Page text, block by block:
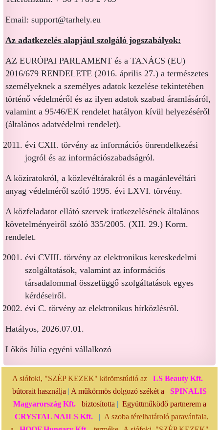
Email: support@tarhely.eu
Az adatkezelés alapjául szolgáló jogszabályok:
AZ EURÓPAI PARLAMENT és a TANÁCS (EU)
2016/679 RENDELETE (2016. április 27.) a természetes
személyeknek a személyes adatok kezelése tekintetében
történő védelméről és az ilyen adatok szabad áramlásáról,
valamint a 95/46/EK rendelet hatályon kívül helyezéséről
(általános adatvédelmi rendelet).
évi CXII. törvény az információs önrendelkezési
jogról és az információ­szabadságról.
A köziratokról, a közlevéltárakról és a magánlevéltári
anyag védelméről szóló 1995. évi LXVI. törvény.
A közfeladatot ellátó szervek iratkezelésének általános
követelményeiről szóló 335/2005. (XII. 29.) Korm.
rendelet.
évi CVIII. törvény az elektronikus kereskedelmi
szolgáltatások, valamint az információs
társadalommal összefüggő szolgáltatások egyes
kérdéseiről.
évi C. törvény az elektronikus hírközlésről.
Hatályos, 2026.07.01.
Lőkös Júlia egyéni vállalkozó
A siófoki, "SZÉP KEZEK" körömstúdió az
LS Beauty Kft.
bútorait használja | A műkörmös dolgozó székét a
SPINALIS
Magyarország Kft.
biztosította | Együttműködő partnerem a
CRYSTAL NAILS Kft.
| A szoba térelhatároló paravánfala,